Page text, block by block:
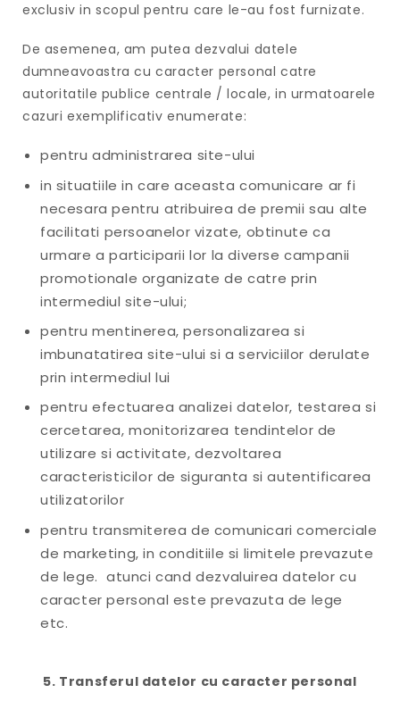
exclusiv in scopul pentru care le-au fost furnizate.
De asemenea, am putea dezvalui datele
dumneavoastra cu caracter personal catre
autoritatile publice centrale / locale, in urmatoarele
cazuri exemplificativ enumerate:
pentru administrarea site-ului
in situatiile in care aceasta comunicare ar fi
necesara pentru atribuirea de premii sau alte
facilitati persoanelor vizate, obtinute ca
urmare a participarii lor la diverse campanii
promotionale organizate de catre prin
intermediul site-ului;
pentru mentinerea, personalizarea si
imbunatatirea site-ului si a serviciilor derulate
prin intermediul lui
pentru efectuarea analizei datelor, testarea si
cercetarea, monitorizarea tendintelor de
utilizare si activitate, dezvoltarea
caracteristicilor de siguranta si autentificarea
utilizatorilor
pentru transmiterea de comunicari comerciale
de marketing, in conditiile si limitele prevazute
de lege. atunci cand dezvaluirea datelor cu
caracter personal este prevazuta de lege
etc.
5. Transferul datelor cu caracter personal